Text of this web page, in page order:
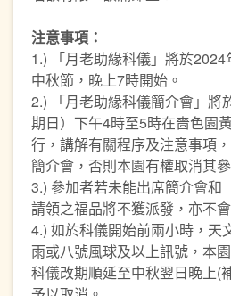
注意事項 ：
1.) 「月老助緣科儀」將於2024
中秋節，晚上7時開始。
2.) 「月老助緣科儀簡介會」將
期日）下午4時至5時在嗇色園
行，講解有關程序及注意事項
簡介會，否則本園有權取消其
3.) 參加者若未能出席簡介會和
請領之福品將不獲派發，亦不
4.) 如於科儀開始前兩小時，天
雨或八號風球及以上訊號，本
科儀改期順延至中秋翌日晚上(